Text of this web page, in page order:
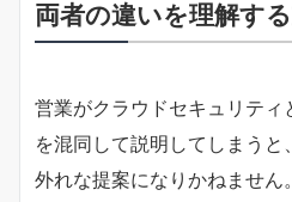
両者の違いを理解す
営業がクラウドセキュリティ
を混同して説明してしまう
外れな提案になりかねません。